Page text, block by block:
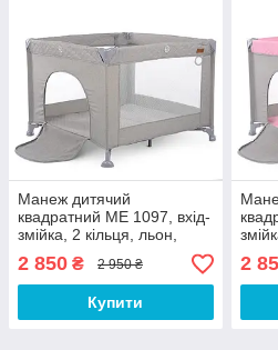
Манеж дитячий
квадратний МЕ 1097, вхід-
змійка, 2 кільця, льон,
2 850 ₴ 2 950 ₴
Купити
2